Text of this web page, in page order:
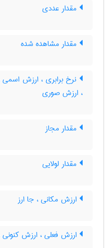
مقدار عددی
مقدار مشاهده شده
نرخ برابری ، ارزش
، ارزش صوری
مقدار مجاز
مقدار لولایی
ارزش مکانی ، جا ارز
ارزش فعلی ، ارزش